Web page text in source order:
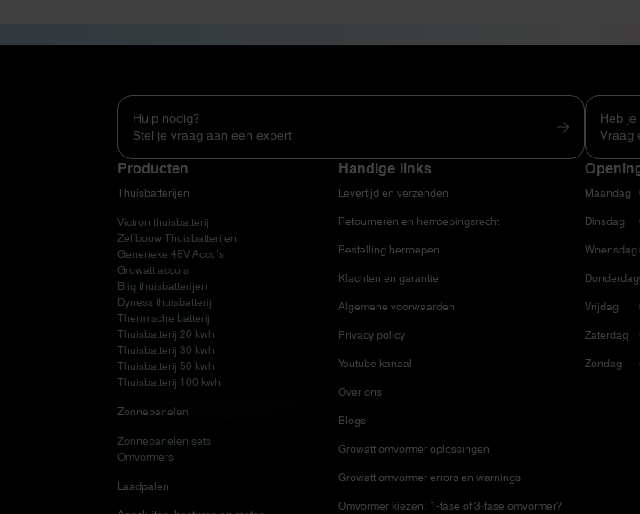
Hulp nodig?
Stel je vraag aan een expert
Producten
Thuisbatterijen
Victron thuisbatterij
Zelfbouw Thuisbatterijen
Generieke 48V Accu’s
Growatt accu’s
Bliq thuisbatterijen
Dyness thuisbatterij
Thermische batterij
Thuisbatterij 20 kwh
Thuisbatterij 30 kwh
Thuisbatterij 50 kwh
Thuisbatterij 100 kwh
Zonnepanelen
Zonnepanelen sets
Omvormers
Laadpalen
Handige links
Levertijd en verzenden
Retourneren en herroepingsrecht
Bestelling herroepen
Klachten en garantie
Algemene voorwaarden
Privacy policy
Youtube kanaal
Over ons
Blogs
Growatt omvormer oplossingen
Growatt omvormer errors en warnings
Omvormer kiezen: 1-fase of 3-fase omvormer?
Heb je
Vraag
Maandag
Dinsdag
Woensdag
Donderdag
Vrijdag
Zaterdag
Zondag